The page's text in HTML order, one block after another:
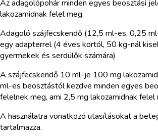
Az adagolópohár minden egyes beosztási
lakozamidnak felel meg.
Adagoló szájfecskendő (12,5 ml-es, 0,25
egy adapterrel (4 éves kortól, 50 kg-nál
gyermekek és serdülők számára)
A szájfecskendő 10 ml-je 100 mg
ml-es beosztástól kezdve minden egyes
felelnek meg, ami 2,5 mg lakozamidnak felel
A használatra vonatkozó utasításokat a
tartalmazza.